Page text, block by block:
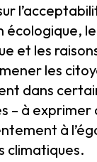
écologique,
et les
les
dans
– à exprimer
à
climatiques.